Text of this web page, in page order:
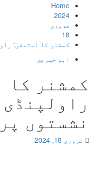
Home
2024
فروری
18
کمشنر کا استعفیٰ:
اہم خبریں
کا
پر
2024